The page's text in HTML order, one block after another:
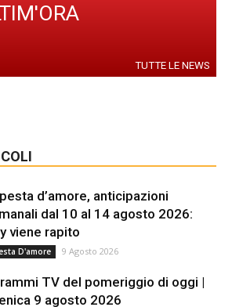
TUTTE LE NEWS
d’amore, anticipazioni
dal 10 al 14 agosto 2026:
viene rapito
D'amore 9 Agosto 2026
TV del pomeriggio di oggi |
9 agosto 2026